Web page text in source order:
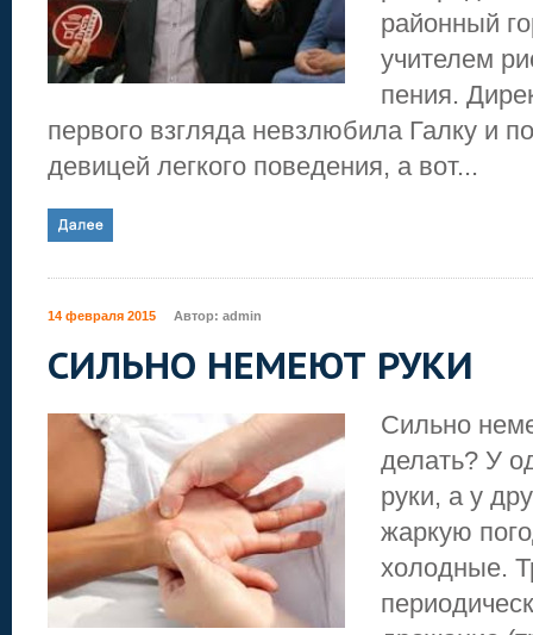
районный
учителем
пения.
первого взгляда невзлюбила Галку и
девицей легкого поведения, а вот...
14 февраля 2015 Автор: admin
СИЛЬНО НЕМЕЮТ РУКИ
Сильно
делать? У
руки, а у
жаркую
холодные.